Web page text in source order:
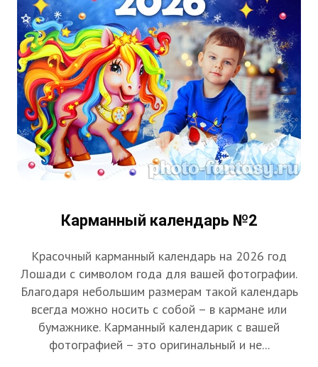
Карманный календарь №2
Красочный карманный календарь на 2026 год
Лошади с символом года для вашей фотографии.
Благодаря небольшим размерам такой календарь
всегда можно носить с собой – в кармане или
бумажнике. Карманный календарик с вашей
фотографией – это оригинальный и не...